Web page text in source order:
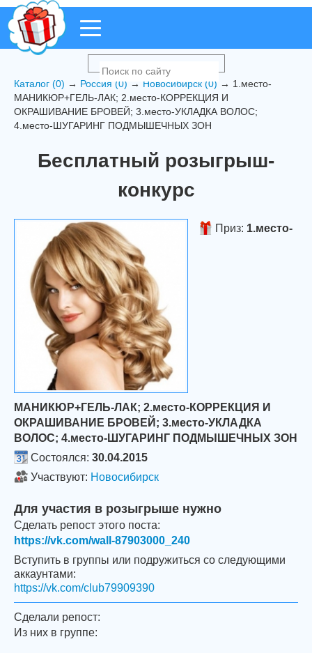
Каталог (0) → Россия (0) → Новосибирск (0) → 1.место-
МАНИКЮР+ГЕЛЬ-ЛАК; 2.место-КОРРЕКЦИЯ И
ОКРАШИВАНИЕ БРОВЕЙ; 3.место-УКЛАДКА ВОЛОС;
4.место-ШУГАРИНГ ПОДМЫШЕЧНЫХ ЗОН
Бесплатный розыгрыш-
конкурс
Приз: 1.место-
МАНИКЮР+ГЕЛЬ-ЛАК; 2.место-КОРРЕКЦИЯ И
ОКРАШИВАНИЕ БРОВЕЙ; 3.место-УКЛАДКА
ВОЛОС; 4.место-ШУГАРИНГ ПОДМЫШЕЧНЫХ ЗОН
Состоялся: 30.04.2015
Участвуют: Новосибирск
Для участия в розыгрыше нужно
Сделать репост этого поста:
https://vk.com/wall-87903000_240
Вступить в группы или подружиться со следующими
аккаунтами:
https://vk.com/club79909390
Сделали репост:
Из них в группе: